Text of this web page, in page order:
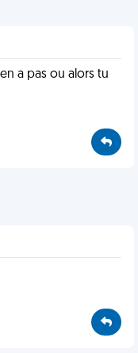
a pas ou alors tu